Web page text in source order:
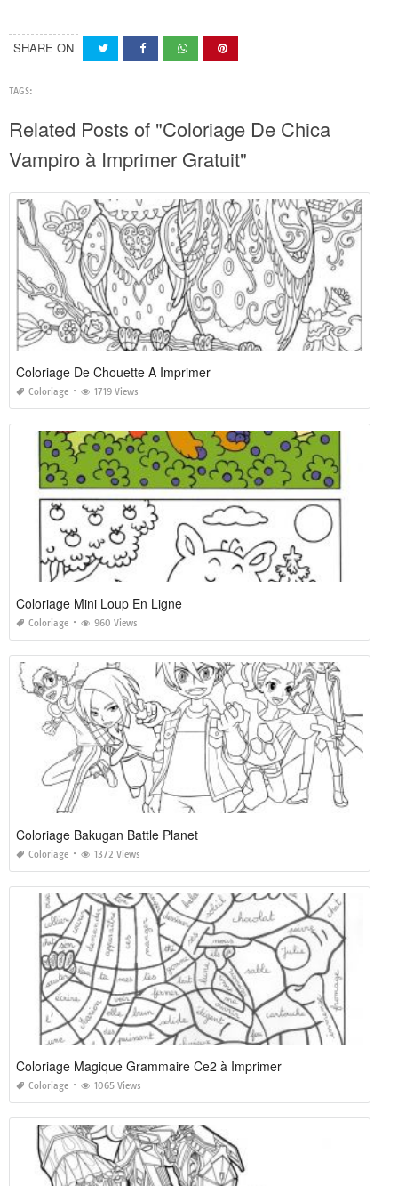
SHARE ON
TAGS:
Related Posts of "Coloriage De Chica
Vampiro à Imprimer Gratuit"
Coloriage De Chouette A Imprimer
Coloriage 1719 Views
Coloriage Mini Loup En Ligne
Coloriage 960 Views
Coloriage Bakugan Battle Planet
Coloriage 1372 Views
Coloriage Magique Grammaire Ce2 à Imprimer
Coloriage 1065 Views